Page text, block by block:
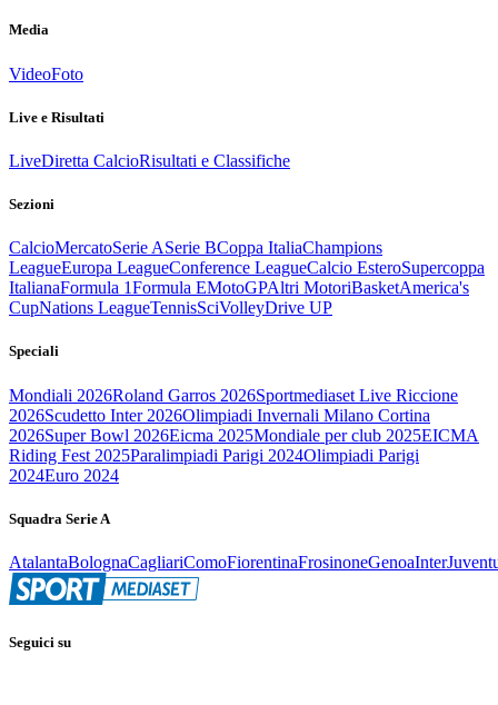
Media
VideoFoto
Live e Risultati
LiveDiretta CalcioRisultati e Classifiche
Sezioni
CalcioMercatoSerie ASerie BCoppa ItaliaChampions
LeagueEuropa LeagueConference LeagueCalcio EsteroSupercoppa
ItalianaFormula 1Formula EMotoGPAltri MotoriBasketAmerica's
CupNations LeagueTennisSciVolleyDrive UP
Speciali
Mondiali 2026Roland Garros 2026Sportmediaset Live Riccione
2026Scudetto Inter 2026Olimpiadi Invernali Milano Cortina
2026Super Bowl 2026Eicma 2025Mondiale per club 2025EICMA
Riding Fest 2025Paralimpiadi Parigi 2024Olimpiadi Parigi
2024Euro 2024
Squadra Serie A
AtalantaBolognaCagliariComoFiorentinaFrosinoneGenoaInter
Seguici su